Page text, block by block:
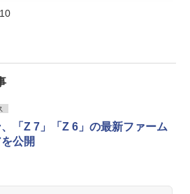
「Z 7」「Z 6」の最新ファーム
公開